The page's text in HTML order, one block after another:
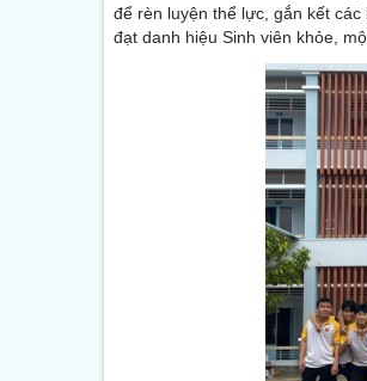
để rèn luyện thể lực, gắn kết
đạt danh hiệu Sinh viên khỏe,